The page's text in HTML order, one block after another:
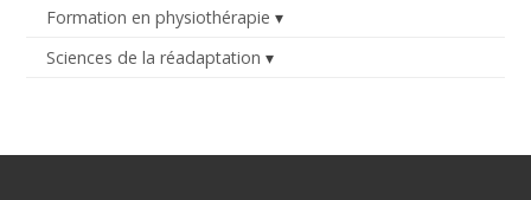
Formation en physiothérapie
Sciences de la réadaptation